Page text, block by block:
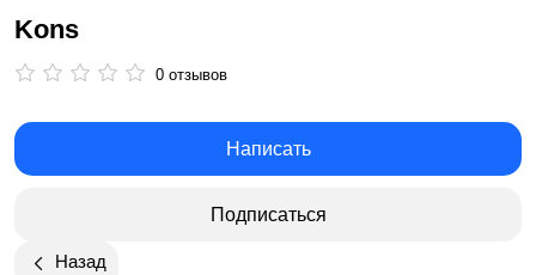
Kons
0 отзывов
Написать
Подписаться
Назад